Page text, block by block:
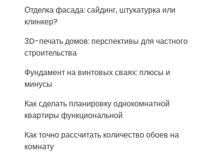
Отделка фасада: сайдинг, штукатурка или
клинкер?
3D-печать домов: перспективы для частного
строительства
Фундамент на винтовых сваях: плюсы и
минусы
Как сделать планировку однокомнатной
квартиры функциональной
Как точно рассчитать количество обоев на
комнату